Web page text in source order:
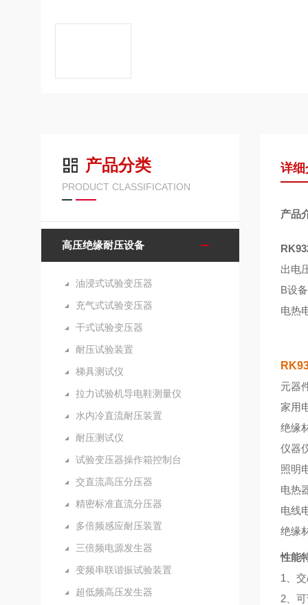
产品分类
PRODUCT CLASSIFICATION
高压绝缘耐压设备
油浸式试验变压器
充气式试验变压器
干式试验变压器
耐压试验装置
梯具测试仪
拉力试验机导电鞋测量仪
水内冷直流耐压装置
耐压测试仪
试验变压器操作箱控制台
交直流高压分压器
精密标准直流分压器
多倍频感应耐压装置
三倍频电源发生器
变频串联谐振试验装置
超低频高压发生器
详细
产品
出电
B设
电热
元器
家用
绝缘
仪器
照明
电热
电线
绝缘
性能
1、
2、